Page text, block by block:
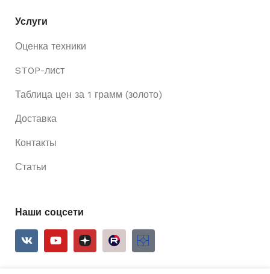
Услуги
Оценка техники
STOP-лист
Таблица цен за 1 грамм (золото)
Доставка
Контакты
Статьи
Наши соцсети